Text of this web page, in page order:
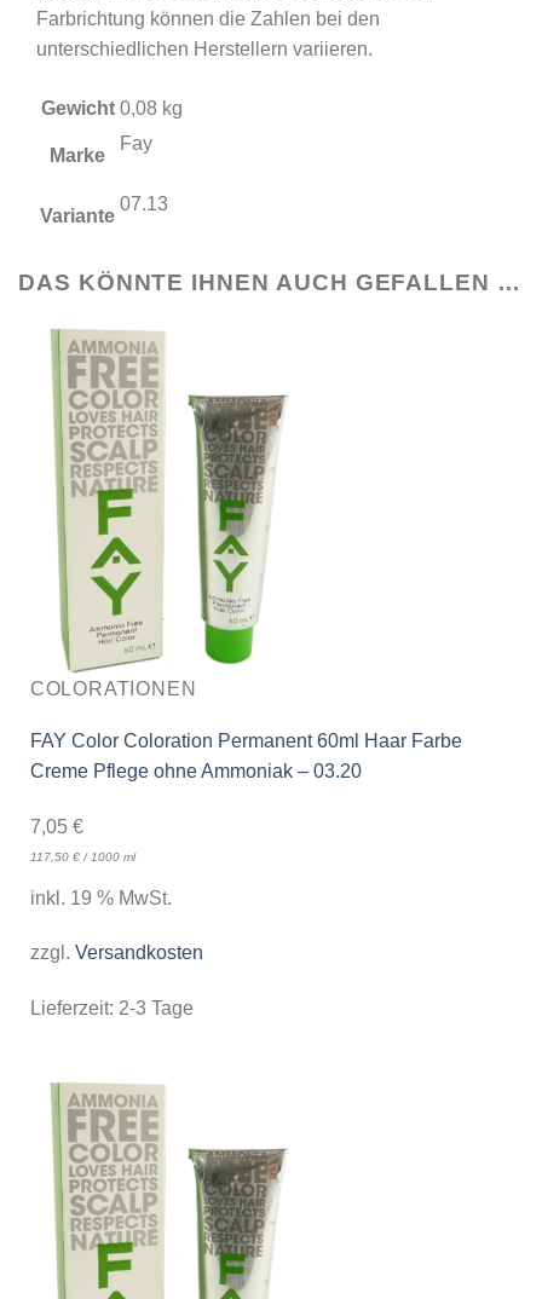
Farbrichtung können die Zahlen bei den
unterschiedlichen Herstellern variieren.
Gewicht 0,08 kg
Marke
Fay
Variante
07.13
DAS KÖNNTE IHNEN AUCH GEFALLEN …
COLORATIONEN
FAY Color Coloration Permanent 60ml Haar Farbe
Creme Pflege ohne Ammoniak – 03.20
7,05 €
117,50 €/ 1000 ml
inkl. 19 % MwSt.
zzgl. Versandkosten
Lieferzeit: 2-3 Tage